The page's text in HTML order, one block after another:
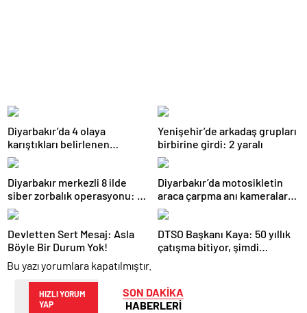
Diyarbakır’da 4 olaya
karıştıkları belirlenen
şüpheliler yakalandı
Yenişehir’de arkadaş grupları
birbirine girdi: 2 yaralı
Diyarbakır merkezli 8 ilde
siber zorbalık operasyonu: 2
tutuklama
Diyarbakır’da motosikletin
araca çarpma anı kameralara
yansıdı
Devletten Sert Mesaj: Asla
Böyle Bir Durum Yok!
DTSO Başkanı Kaya: 50 yıllık
çatışma bitiyor, şimdi
Bu yazı yorumlara kapatılmıştır.
HIZLI YORUM
YAP
SON DAKİKA
HABERLERİ